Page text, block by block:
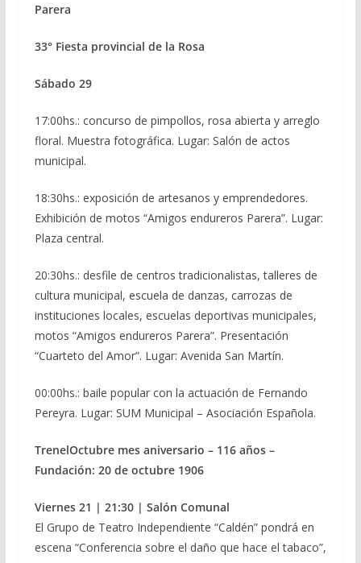
Parera
33° Fiesta provincial de la Rosa
Sábado 29
17:00hs.: concurso de pimpollos, rosa abierta y arreglo
floral. Muestra fotográfica. Lugar: Salón de actos
municipal.
18:30hs.: exposición de artesanos y emprendedores.
Exhibición de motos “Amigos endureros Parera”. Lugar:
Plaza central.
20:30hs.: desfile de centros tradicionalistas, talleres de
cultura municipal, escuela de danzas, carrozas de
instituciones locales, escuelas deportivas municipales,
motos “Amigos endureros Parera”. Presentación
“Cuarteto del Amor”. Lugar: Avenida San Martín.
00:00hs.: baile popular con la actuación de Fernando
Pereyra. Lugar: SUM Municipal – Asociación Española.
TrenelOctubre mes aniversario – 116 años –
Fundación: 20 de octubre 1906
Viernes 21 | 21:30 | Salón Comunal
El Grupo de Teatro Independiente “Caldén” pondrá en
escena “Conferencia sobre el daño que hace el tabaco”,